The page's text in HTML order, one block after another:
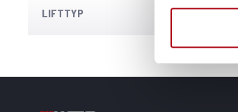
LIFTTYP